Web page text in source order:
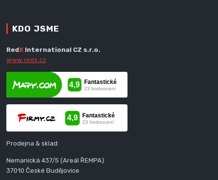
KDO JSME
RedX International CZ s.r.o.
www.redx.cz
Prodejna & sklad:
Nemanická 437/5 (Areál ŘEMPA)
37010 České Budějovice